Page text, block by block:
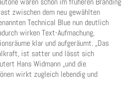
zwischen dem neu gewählten
Technical Blue nun deutlich
wirken Text-Aufmachung,
klar und aufgeräumt. „Das
ist satter und lässt sich
Hans Widmann „und die
wirkt zugleich lebendig und